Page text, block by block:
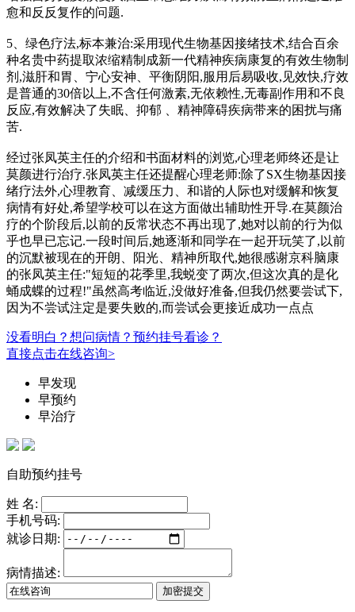
愈和反反复作的问题.
5、绿色疗法,标本兼治:采用现代生物基因接绪技术,结合百余
种名贵中药提取浓缩精制成新一代精神疾病康复的有效生物制
剂,滋肝和胃、宁心安神、平衡阴阳,服用后易吸收,见效快,疗效
是普通的30倍以上,不含任何激素,无依赖性,无毒副作用和不良
反应,有效解决了失眠、抑郁 、精神障碍疾病带来的困扰与痛
苦.
经过张凤英主任的介绍和书面材料的浏览,心理老师终还是让
莫颜进行治疗.张凤英主任还提醒心理老师:除了SX生物基因接
绪疗法外,心理教育、减缓压力、和谐的人际也对缓解和恢复
病情有好处,希望学校可以在这方面做出辅助性开导.在莫颜治
疗的个阶段后,以前的反常状态不再出现了,她对以前的行为似
乎也早已忘记.一段时间后,她逐渐和同学在一起开玩笑了,以前
的沉默被现在的开朗、阳光、精神所取代,她很感谢京科脑康
的张凤英主任:"短短的花季里,我蜕变了两次,但这次真的是化
蛹成蝶的过程!"虽然高考临近,没做好准备,但我仍然要尝试下,
因为不尝试注定是要失败的,而尝试会更接近成功一点点
没看明白？想问病情？预约挂号看诊？
直接点击在线咨询>
早发现
早预约
早治疗
自助预约挂号
姓 名:
手机号码:
就诊日期:
病情描述: